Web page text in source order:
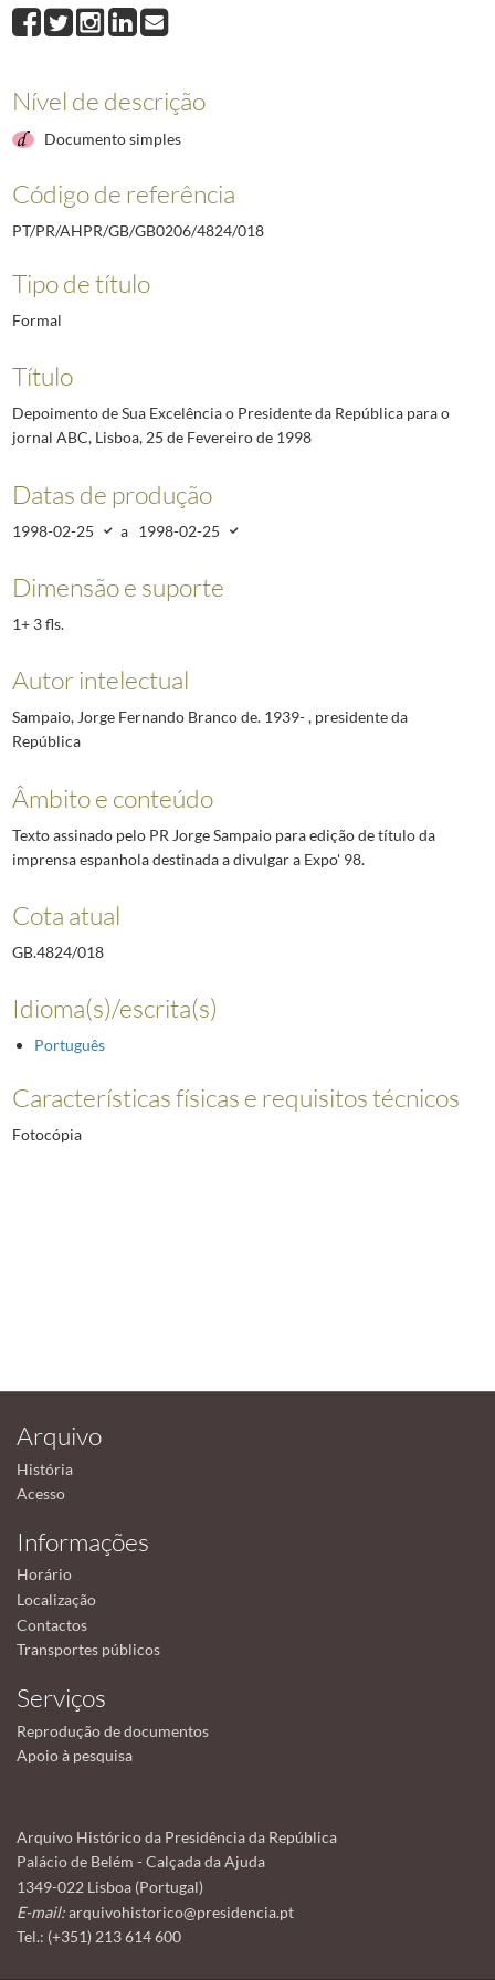
018 Depoimento de Sua Excelência o Presidente da República para o jornal
019 Mensagem do Presidente da República por ocasião de homenagem
Mensagem de Sua Excelência o Presidente da República para a Sessão
Mensagem de Sua Excelência o Presidente da República para a
023 Mensagem do Presidente da República por ocasião da realização da
086 Dia Mundial da Pobreza "Emigração e Cidadania" - Mensagem [do
Nível de descrição
Documento simples
Código de referência
PT/PR/AHPR/GB/GB0206/4824/018
Tipo de título
Formal
Título
Depoimento de Sua Excelência o Presidente da República para o
jornal ABC, Lisboa, 25 de Fevereiro de 1998
Datas de produção
1998-02-25 a 1998-02-25
Dimensão e suporte
1+ 3 fls.
Autor intelectual
Sampaio, Jorge Fernando Branco de. 1939- , presidente da
República
Âmbito e conteúdo
Texto assinado pelo PR Jorge Sampaio para edição de título da
imprensa espanhola destinada a divulgar a Expo' 98.
Cota atual
GB.4824/018
Idioma(s)/escrita(s)
Português
Características físicas e requisitos técnicos
Fotocópia
Arquivo
História
Acesso
Informações
Horário
Localização
Contactos
Transportes públicos
Serviços
Reprodução de documentos
Apoio à pesquisa
Arquivo Histórico da Presidência da República
Palácio de Belém - Calçada da Ajuda
1349-022 Lisboa (Portugal)
E-mail:arquivohistorico@presidencia.pt
Tel.: (+351) 213 614 600